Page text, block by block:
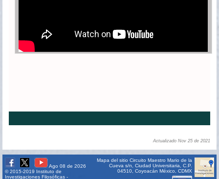
Actualizado Nov 25 de 2021
Ago 08 de 2026
© 2015-2019 Instituto de
Investigaciones Filosóficas -
Mapa del sitio Circuito Maestro Mario de la
Cueva s/n, Ciudad Universitaria, C.P.
04510, Coyoacán México, CDMX